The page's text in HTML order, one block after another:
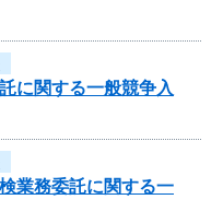
に関する一般競争入
業務委託に関する一